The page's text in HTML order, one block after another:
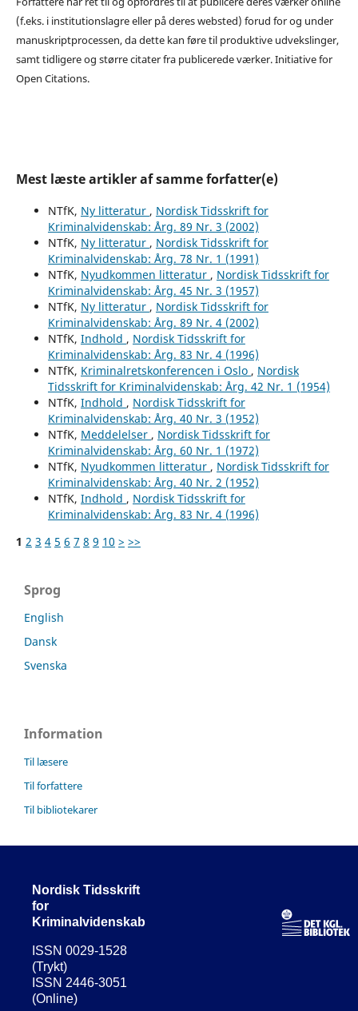
(f.eks. i institutionslagre eller på deres websted) forud for og under
manuskriptprocessen, da dette kan føre til produktive udvekslinger,
samt tidligere og større citater fra publicerede værker. Initiative for
Open Citations.
Mest læste artikler af samme forfatter(e)
NTfK, Ny litteratur , Nordisk Tidsskrift for
Kriminalvidenskab: Årg. 89 Nr. 3 (2002)
NTfK, Ny litteratur , Nordisk Tidsskrift for
Kriminalvidenskab: Årg. 78 Nr. 1 (1991)
NTfK, Nyudkommen litteratur , Nordisk Tidsskrift for
Kriminalvidenskab: Årg. 45 Nr. 3 (1957)
NTfK, Ny litteratur , Nordisk Tidsskrift for
Kriminalvidenskab: Årg. 89 Nr. 4 (2002)
NTfK, Indhold , Nordisk Tidsskrift for
Kriminalvidenskab: Årg. 83 Nr. 4 (1996)
NTfK, Kriminalretskonferencen i Oslo , Nordisk
Tidsskrift for Kriminalvidenskab: Årg. 42 Nr. 1 (1954)
NTfK, Indhold , Nordisk Tidsskrift for
Kriminalvidenskab: Årg. 40 Nr. 3 (1952)
NTfK, Meddelelser , Nordisk Tidsskrift for
Kriminalvidenskab: Årg. 60 Nr. 1 (1972)
NTfK, Nyudkommen litteratur , Nordisk Tidsskrift for
Kriminalvidenskab: Årg. 40 Nr. 2 (1952)
NTfK, Indhold , Nordisk Tidsskrift for
Kriminalvidenskab: Årg. 83 Nr. 4 (1996)
1 2 3 4 5 6 7 8 9 10 > >>
Sprog
English
Dansk
Svenska
Information
Til læsere
Til forfattere
Til bibliotekarer
Nordisk Tidsskrift
for
Kriminalvidenskab
ISSN 0029-1528
(Trykt)
ISSN 2446-3051
(Online)